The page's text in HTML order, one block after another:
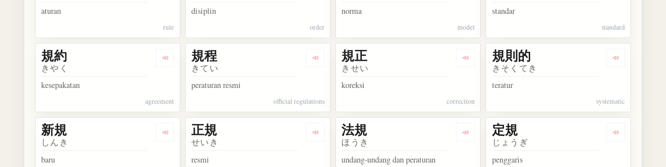
aturan
rule
disiplin
order
norma
model
standar
standard
Dengarkan kosakata 規約
規約
きやく
kesepakatan
agreement
Dengarkan kosakata 規程
規程
きてい
peraturan resmi
official regulations
Dengarkan kosakata 規正
規正
きせい
koreksi
correction
Dengarkan
規則的
きそくてき
teratur
systematic
Dengarkan kosakata 新規
新規
しんき
baru
Dengarkan kosakata 正規
正規
せいき
resmi
Dengarkan kosakata 法規
法規
ほうき
undang-undang dan peraturan
Dengarkan
定規
じょうぎ
penggaris